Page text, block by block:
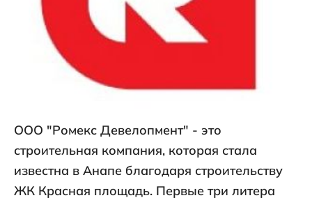
ООО "Ромекс Девелопмент" - это
строительная компания, которая стала
известна в Анапе благодаря строительству
ЖК Красная площадь. Первые три литера